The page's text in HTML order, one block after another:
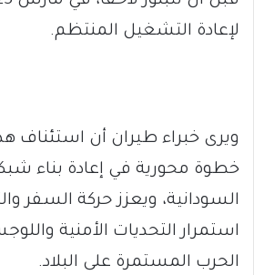
لإعادة التشغيل المنتظم.
ويرى خبراء طيران أن استئناف
خطوة محورية في إعادة بناء
السودانية، ويعزز حركة السفر
استمرار التحديات الأمنية
الحرب المستمرة على البلاد.